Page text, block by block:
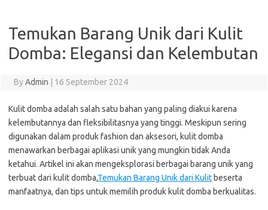
Temukan Barang Unik dari Kulit
Domba: Elegansi dan Kelembutan
ByAdmin 16 September 2024
Kulit domba adalah salah satu bahan yang paling diakui karena
kelembutannya dan fleksibilitasnya yang tinggi. Meskipun sering
digunakan dalam produk fashion dan aksesori, kulit domba
menawarkan berbagai aplikasi unik yang mungkin tidak Anda
ketahui. Artikel ini akan mengeksplorasi berbagai barang unik yang
terbuat dari kulit domba,Temukan Barang Unik dari Kulit beserta
manfaatnya, dan tips untuk memilih produk kulit domba berkualitas.